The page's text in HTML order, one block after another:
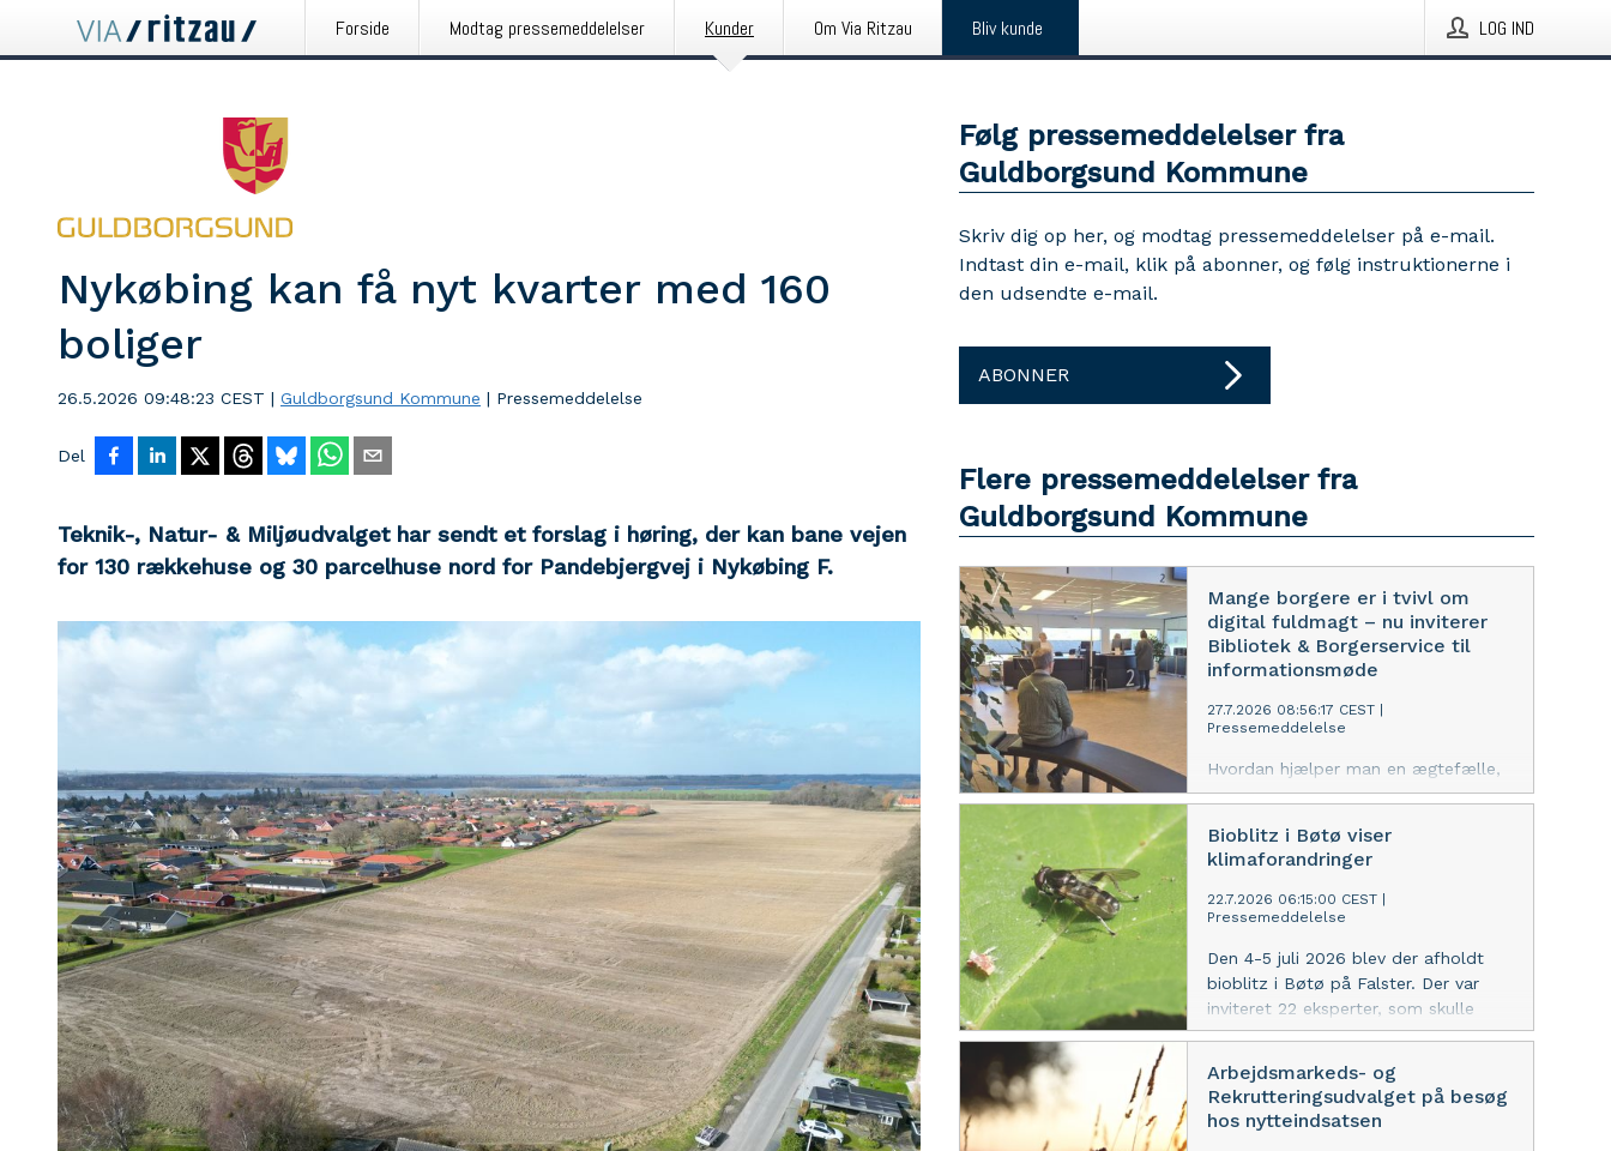
Forside Modtag pressemeddelelser Kunder Om Via Ritzau Bliv kunde LOG IND
Nykøbing kan få nyt kvarter med 160
boliger
26.5.2026 09:48:23 CEST | Guldborgsund Kommune | Pressemeddelelse
Del
Teknik-, Natur- & Miljøudvalget har sendt et forslag i høring, der kan bane vejen
for 130 rækkehuse og 30 parcelhuse nord for Pandebjergvej i Nykøbing F.
Følg pressemeddelelser fra
Guldborgsund Kommune
Skriv dig op her, og modtag pressemeddelelser på e-mail.
Indtast din e-mail, klik på abonner, og følg instruktionerne i
den udsendte e-mail.
ABONNER
Flere pressemeddelelser fra
Guldborgsund Kommune
Mange borgere er i tvivl om
digital fuldmagt – nu inviterer
Bibliotek & Borgerservice til
informationsmøde
27.7.2026 08:56:17 CEST
Pressemeddelelse
Hvordan hjælper man en ægtefælle,
forælder eller anden pårørende med
måde? Det spørgsmål møder
medarbejderne i Guldborgsund
Bibliotek & Borgerservice ofte, og
derfor inviteres borgere nu til
fuldmagt samt læse- og
skriveadgang til Digital Post.
Bioblitz i Bøtø viser
klimaforandringer
22.7.2026 06:15:00 CEST
Pressemeddelelse
Den 4-5 juli 2026 blev der afholdt
bioblitz i Bøtø på Falster. Der var
inviteret 22 eksperter, som skulle
finde så mange dyre- og plantearter
viser at flere ”klimaarter” kommer til
Danmark.
Arbejdsmarkeds- og
Rekrutteringsudvalget på besøg
hos nytteindsatsen